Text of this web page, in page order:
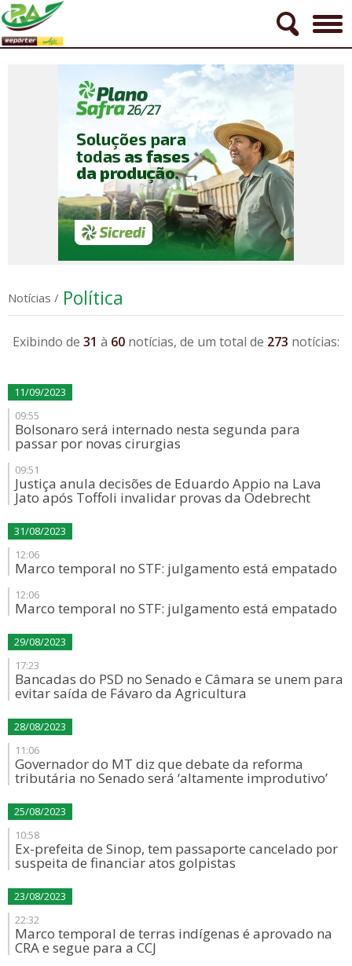
Notícias / Política
Exibindo de 31 à 60 notícias, de um total de 273 notícias:
11/09/2023
09:55
Bolsonaro será internado nesta segunda para
passar por novas cirurgias
09:51
Justiça anula decisões de Eduardo Appio na Lava
Jato após Toffoli invalidar provas da Odebrecht
31/08/2023
12:06
Marco temporal no STF: julgamento está empatado
12:06
Marco temporal no STF: julgamento está empatado
29/08/2023
17:23
Bancadas do PSD no Senado e Câmara se unem para
evitar saída de Fávaro da Agricultura
28/08/2023
11:06
Governador do MT diz que debate da reforma
tributária no Senado será ‘altamente improdutivo’
25/08/2023
10:58
Ex-prefeita de Sinop, tem passaporte cancelado por
suspeita de financiar atos golpistas
23/08/2023
22:32
Marco temporal de terras indígenas é aprovado na
CRA e segue para a CCJ